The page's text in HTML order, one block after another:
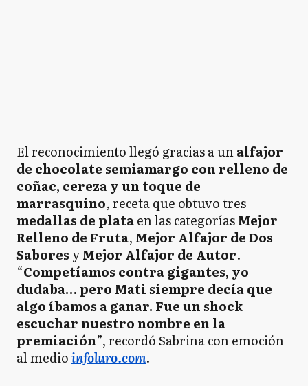
El reconocimiento llegó gracias a unalfajor
de chocolate semiamargo con relleno de
coñac, cereza y un toque de
marrasquino, receta que obtuvo tres
medallas de plataen las categoríasMejor
Relleno de Fruta, Mejor Alfajor de Dos
Sabores yMejor Alfajor de Autor.
“Competíamos contra gigantes, yo
dudaba… pero Mati siempre decía que
algo íbamos a ganar. Fue un shock
escuchar nuestro nombre en la
premiación”, recordó Sabrina con emoción
al medioinfoluro.com.